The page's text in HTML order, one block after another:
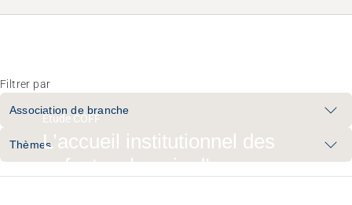
Filtrer par
Association de branche
Thèmes
Étude COFF
L’accueil institutionnel des
enfants a besoin d’un